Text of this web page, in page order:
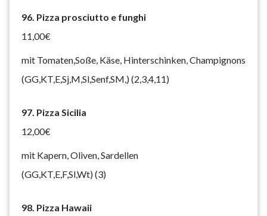
96. Pizza prosciutto e funghi
11,00€
mit Tomaten,Soße, Käse, Hinterschinken, Champignons
(GG,KT,E,Sj,M,Sl,Senf,SM,) (2,3,4,11)
97. Pizza Sicilia
12,00€
mit Kapern, Oliven, Sardellen
(GG,KT,E,F,Sl,Wt) (3)
98. Pizza Hawaii